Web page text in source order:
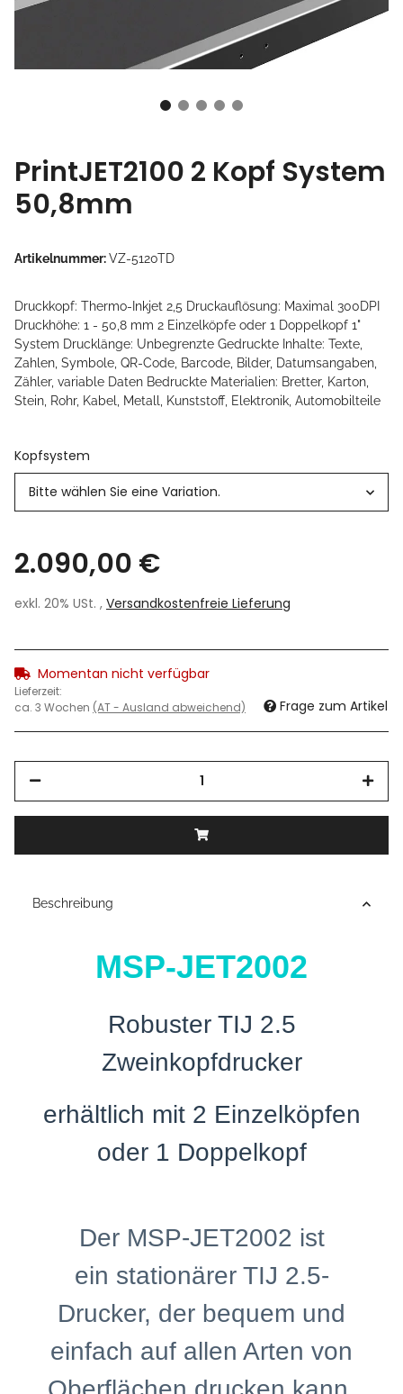
PrintJET2100 2 Kopf System
50,8mm
Artikelnummer:VZ-5120TD
Druckkopf: Thermo-Inkjet 2,5 Druckauflösung: Maximal 300DPI
Druckhöhe: 1 - 50,8 mm 2 Einzelköpfe oder 1 Doppelkopf 1"
System Drucklänge: Unbegrenzte Gedruckte Inhalte: Texte,
Zahlen, Symbole, QR-Code, Barcode, Bilder, Datumsangaben,
Zähler, variable Daten Bedruckte Materialien: Bretter, Karton,
Stein, Rohr, Kabel, Metall, Kunststoff, Elektronik, Automobilteile
Kopfsystem
Bitte wählen Sie eine Variation.
2.090,00 €
exkl. 20% USt. , Versandkostenfreie Lieferung
Momentan nicht verfügbar
Lieferzeit:
ca. 3 Wochen (AT - Ausland abweichend) Frage zum Artikel
Beschreibung
MSP-JET2002
Robuster TIJ 2.5
Zweinkopfdrucker
erhältlich mit 2 Einzelköpfen
oder 1 Doppelkopf
Der MSP-JET2002 ist
ein stationärer TIJ 2.5-
Drucker, der bequem und
einfach auf allen Arten von